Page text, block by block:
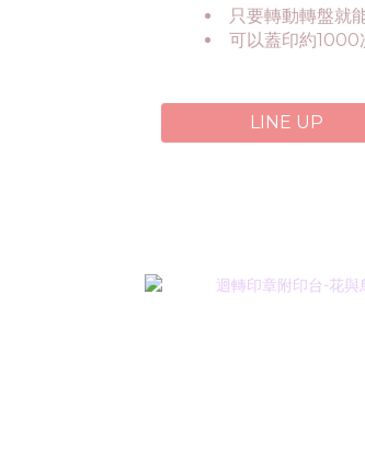
只要轉動轉盤就
可以蓋印約1000
LINE UP